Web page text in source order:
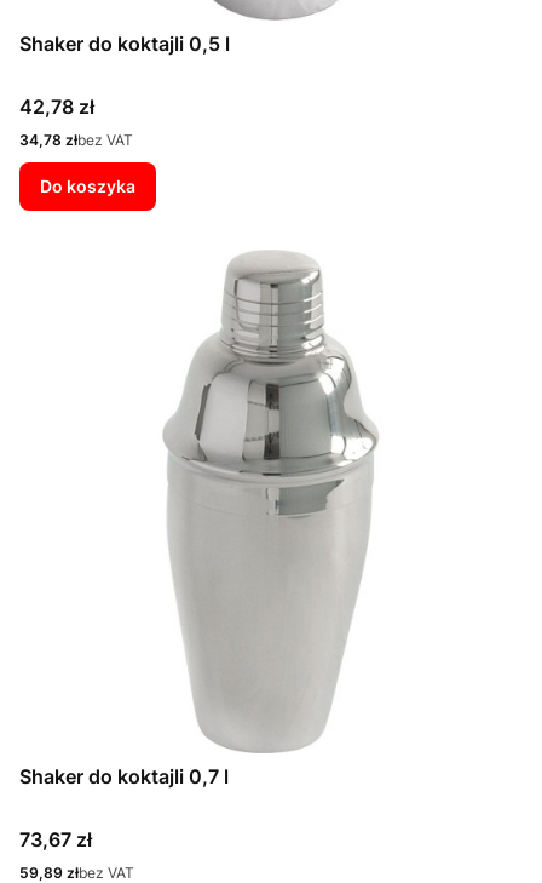
Shaker do koktajli 0,5 l
Cena
42,78 zł
Cena
34,78 złbez VAT
Do koszyka
Shaker do koktajli 0,7 l
Cena
73,67 zł
Cena
59,89 złbez VAT